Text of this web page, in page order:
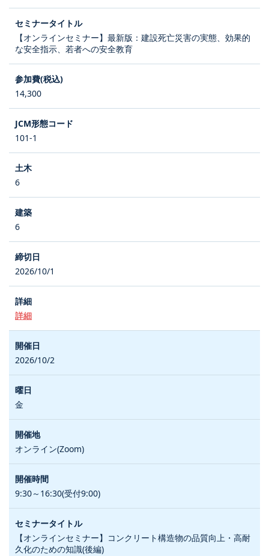
【オンラインセミナー】最新版：建設死亡災害の実態、効果的
な安全指示、若者への安全教育
14,300
101-1
6
6
2026/10/1
詳細
2026/10/2
金
オンライン(Zoom)
9:30～16:30(受付9:00)
【オンラインセミナー】コンクリート構造物の品質向上・高耐
久化のための知識(後編)